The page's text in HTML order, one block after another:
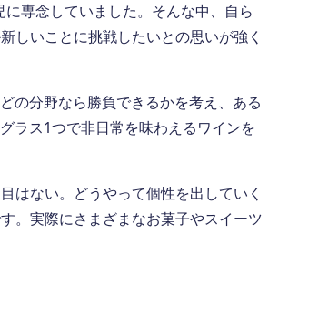
専念していました。そんな中、自ら
しいことに挑戦したいとの思いが強く
の分野なら勝負できるかを考え、ある
ラス1つで非日常を味わえるワインを
はない。どうやって個性を出していく
。実際にさまざまなお菓子やスイーツ